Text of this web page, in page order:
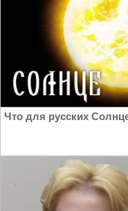
Что для русских